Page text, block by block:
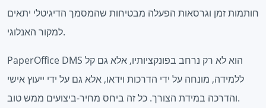
חותמות זמן וגרסאות הפעלה מבטיחות שהמסמך הדיגיטלי יתאים
למקור האנלוגי.
PaperOffice DMS הוא לא רק נרחב בפונקציותיו, אלא גם קל
ללמידה, מונחה על ידי הדרכות וידאו, אלא גם על ידי ייעוץ אישי
והדרכה במידת הצורך. כל זה ביחס מחיר-ביצועים ממש טוב.